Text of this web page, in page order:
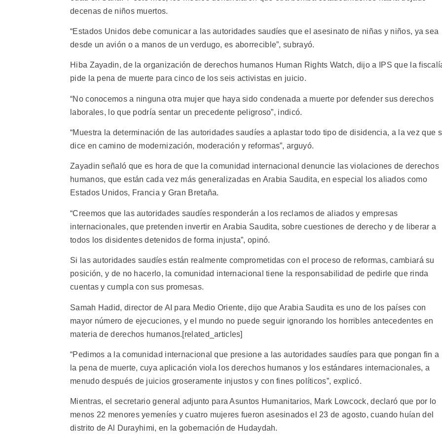
decenas de niños muertos.
“Estados Unidos debe comunicar a las autoridades saudíes que el asesinato de niñas y niños, ya sea
desde un avión o a manos de un verdugo, es aborrecible”, subrayó.
Hiba Zayadin, de la organización de derechos humanos Human Rights Watch, dijo a IPS que la
pide la pena de muerte para cinco de los seis activistas en juicio.
“No conocemos a ninguna otra mujer que haya sido condenada a muerte por defender sus derechos
laborales, lo que podría sentar un precedente peligroso”, indicó.
“Muestra la determinación de las autoridades saudíes a aplastar todo tipo de disidencia, a la vez que
dice en camino de modernización, moderación y reformas”, arguyó.
Zayadin señaló que es hora de que la comunidad internacional denuncie las violaciones de derechos
humanos, que están cada vez más generalizadas en Arabia Saudita, en especial los aliados como
Estados Unidos, Francia y Gran Bretaña.
“Creemos que las autoridades saudíes responderán a los reclamos de aliados y empresas
internacionales, que pretenden invertir en Arabia Saudita, sobre cuestiones de derecho y de liberar a
todos los disidentes detenidos de forma injusta”, opinó.
Si las autoridades saudíes están realmente comprometidas con el proceso de reformas, cambiará su
posición, y de no hacerlo, la comunidad internacional tiene la responsabilidad de pedirle que rinda
cuentas y cumpla con sus promesas.
Samah Hadid, director de AI para Medio Oriente, dijo que Arabia Saudita es uno de los países con
mayor número de ejecuciones, y el mundo no puede seguir ignorando los horribles antecedentes en
materia de derechos humanos.[related_articles]
“Pedimos a la comunidad internacional que presione a las autoridades saudíes para que pongan fin a
la pena de muerte, cuya aplicación viola los derechos humanos y los estándares internacionales, a
menudo después de juicios groseramente injustos y con fines políticos”, explicó.
Mientras, el secretario general adjunto para Asuntos Humanitarios, Mark Lowcock, declaró que por lo
menos 22 menores yemeníes y cuatro mujeres fueron asesinados el 23 de agosto, cuando huían del
distrito de Al Durayhimi, en la gobernación de Hudaydah.